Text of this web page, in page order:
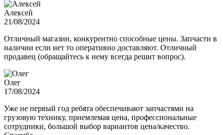
Алексей
21/08/2024
Отличный магазин, конкурентно способные цены. Запчасти в
наличии если нет то оперативно доставляют. Отличный
продавец (обращайтесь к нему всегда решит вопрос).
Олег
17/08/2024
Уже не первый год ребята обеспечивают запчастями на
грузовую технику, приемлемая цена, профессиональные
сотрудники, большой выбор вариантов цена/качество.